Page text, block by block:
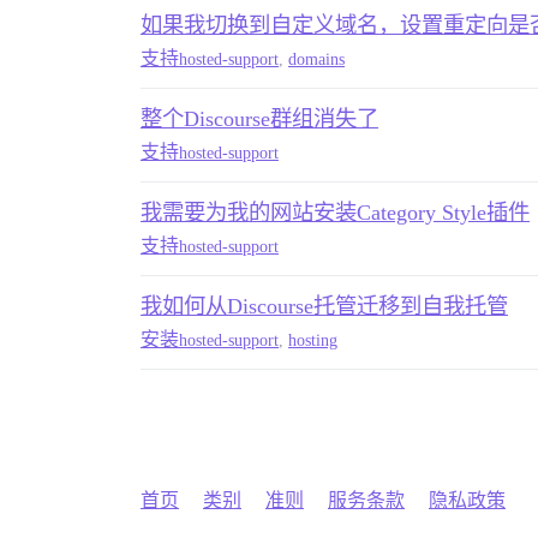
如果我切换到自定义域名，设置重定向是
支持hosted-support domains
整个Discourse群组消失了
支持hosted-support
我需要为我的网站安装Category Style插件
支持hosted-support
我如何从Discourse托管迁移到自我托管
安装hosted-support hosting
首页 类别 准则 服务条款 隐私政策